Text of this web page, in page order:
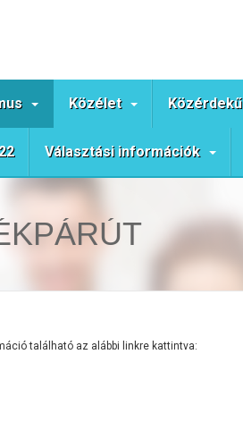
Közélet Közérdekű
Választási információk
található az alábbi linkre kattintva: